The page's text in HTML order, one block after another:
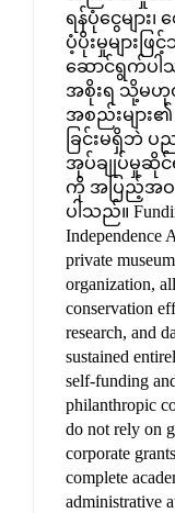
ရန်ပုံငွေများ၊
ပံ့ပိုးမှုများ
ဆောင်ရွက်ပ
အစိုးရ သို့မဟု
အစည်းများ
ခြင်းမရှိဘဲ ပ
အုပ်ချုပ်မှုဆို
ကို အပြည့်အဝ
ပါသည်။
Independence
private
organization,
conservation
research, and
sustained
self-funding
philanthropic
do not rely on
corporate
complete
administrative